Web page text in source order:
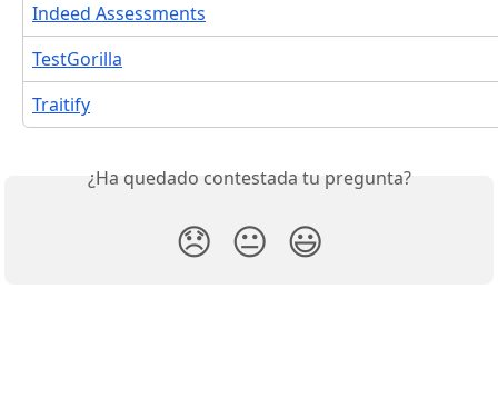
Indeed Assessments
TestGorilla
Traitify
¿Ha quedado contestada tu pregunta?
😞 😐 😃